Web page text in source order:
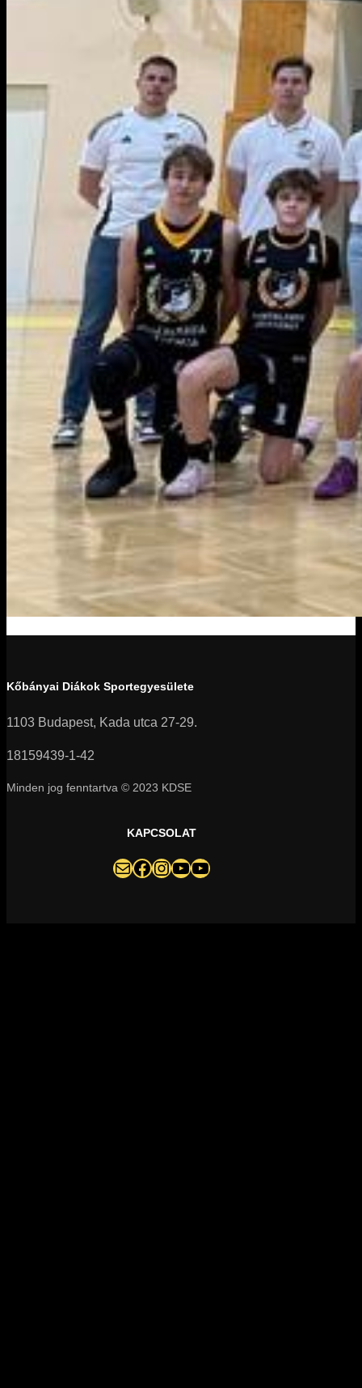
Kőbányai Diákok Sportegyesülete
1103 Budapest, Kada utca 27-29.
18159439-1-42
Minden jog fenntartva © 2023 KDSE
KAPCSOLAT
darazsak@darazsak.hu @kobanyaidarazsak @darazsak Kőbányai Darazsak csatorna Darazsak Online Basketball csatorna